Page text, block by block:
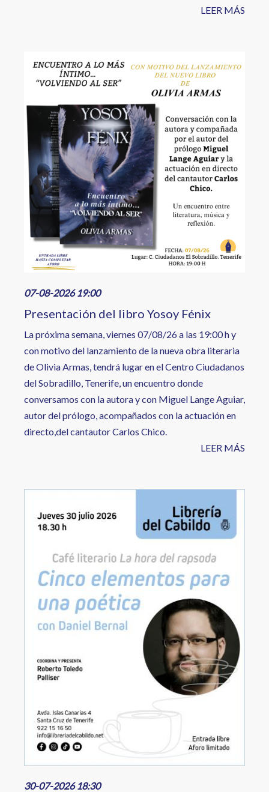
LEER MÁS
Image
07-08-2026 19:00
Presentación del libro Yosoy Fénix
La próxima semana, viernes 07/08/26 a las 19:00 h y
con motivo del lanzamiento de la nueva obra literaria
de Olivia Armas, tendrá lugar en el Centro Ciudadanos
del Sobradillo, Tenerife, un encuentro donde
conversamos con la autora y con Miguel Lange Aguiar,
autor del prólogo, acompañados con la actuación en
directo,del cantautor Carlos Chico.
LEER MÁS
30-07-2026 18:30